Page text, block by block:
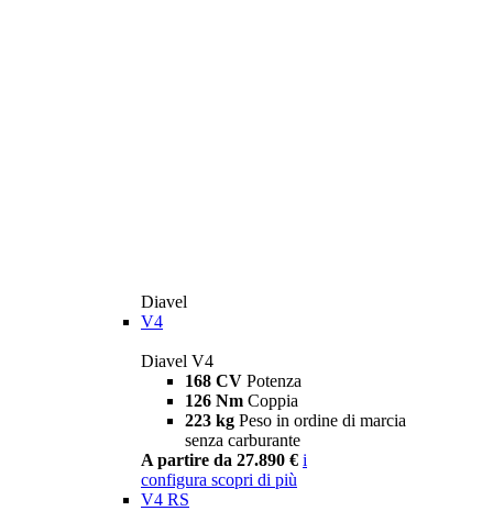
Diavel
V4
Diavel V4
168 CV Potenza
126 Nm Coppia
223 kg Peso in ordine di marcia
senza carburante
A partire da 27.890 € i
configura scopri di più
V4 RS